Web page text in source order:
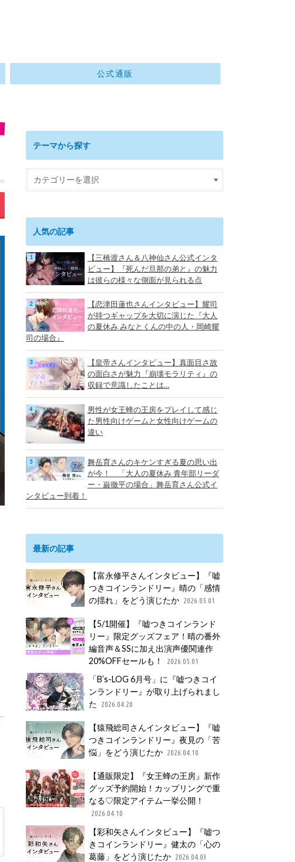
公式通販
テーマから探す
人気の記事
【三橋渡さん＆八神仙さん公式インタ
ビュー】『死んだ旦那の弟と』の魅力
は彼らの様々な側面が見られる点
【恋津田蓮也さんインタビュー】耀司
が持つギャップを大切に演じた『大人
の夏休み みなとくんの中の人・岡崎耀
司の場合』
【皇帝さんインタビュー】真面目さ故
の面白さが魅力『崩壊モラリティ』の
収録で意識したことは…
男性が女王蜂の王房をプレイして感じ
た男性向けゲームと女性向けゲームの
違い
舞岳育さんのキケンすぎる夏の思い出
が今！ 「大人の夏休み 青年部リーダ
ー・巌徹平の場合」舞岳育さん公式イ
ンタビュー到着！
最新の記事
【富永修平さんインタビュー】『嘘
つきコインランドリー』晴の「感情
の揺れ」をどう演じたか 2026.05.01
【5/1開催】『嘘つきコインランド
リー』限定グッズフェア！晴の番外
編音声＆SSに加え出演声優関連作
20%OFFセールも！
2026.05.01
「B’s-LOG 6月号」に『嘘つきコイ
ンランドリー』が取り上げられまし
た
2026.04.20
【猿飛総司さんインタビュー】『嘘
つきコインランドリー』夜見の「苦
悩」をどう演じたか 2026.04.10
【通販限定】『女王蜂の王房』新作
グッズ予約開始！カップリングで重
なる♡限定アイテム一挙公開！
2026.04.10
【彩和矢さんインタビュー】『嘘つ
きコインランドリー』健太の「心の
葛藤」をどう演じたか 2026.04.03